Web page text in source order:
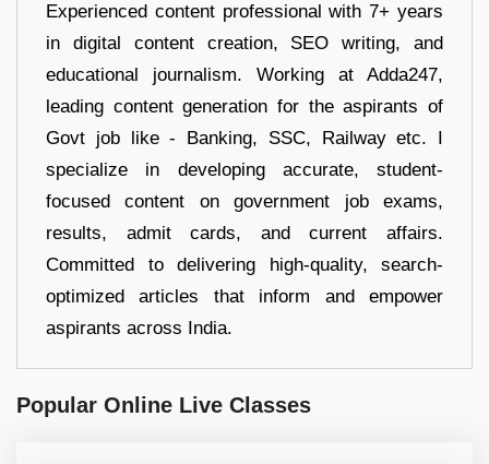
Experienced content professional with 7+ years
in digital content creation, SEO writing, and
educational journalism. Working at Adda247,
leading content generation for the aspirants of
Govt job like - Banking, SSC, Railway etc. I
specialize in developing accurate, student-
focused content on government job exams,
results, admit cards, and current affairs.
Committed to delivering high-quality, search-
optimized articles that inform and empower
aspirants across India.
Popular Online Live Classes